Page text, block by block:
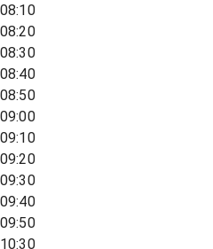
08:10
08:20
08:30
08:40
08:50
09:00
09:10
09:20
09:30
09:40
09:50
10:30